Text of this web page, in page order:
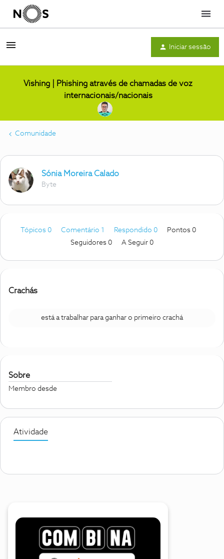
Menu
Iniciar sessão
Vishing | Phishing através de chamadas de voz
internacionais/nacionais
Comunidade
Sónia Moreira Calado
Byte
Tópicos 0 Comentário 1 Respondido 0
Pontos 0
Seguidores 0 A Seguir 0
Crachás
está a trabalhar para ganhar o primeiro crachá
Sobre
Membro desde
Atividade